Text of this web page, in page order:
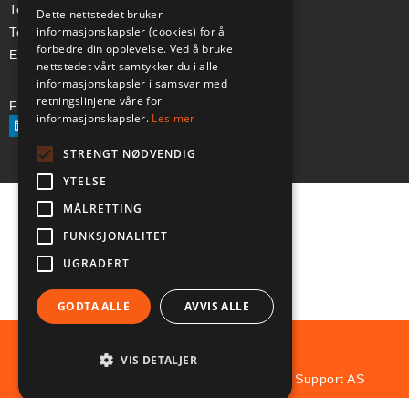
Telefon (Nor): +47 334 50 910
Telefon (Swe): +46 70-748 08 19
E-post: sales@a-ss.net
Følg oss på:
© Copyright 2025 Aviation and Survival Support AS
Dette nettstedet bruker
informasjonskapsler (cookies) for å
forbedre din opplevelse. Ved å bruke
nettstedet vårt samtykker du i alle
informasjonskapsler i samsvar med
retningslinjene våre for
informasjonskapsler. Les mer
STRENGT NØDVENDIG
YTELSE
MÅLRETTING
FUNKSJONALITET
UGRADERT
GODTA ALLE AVVIS ALLE
VIS DETALJER